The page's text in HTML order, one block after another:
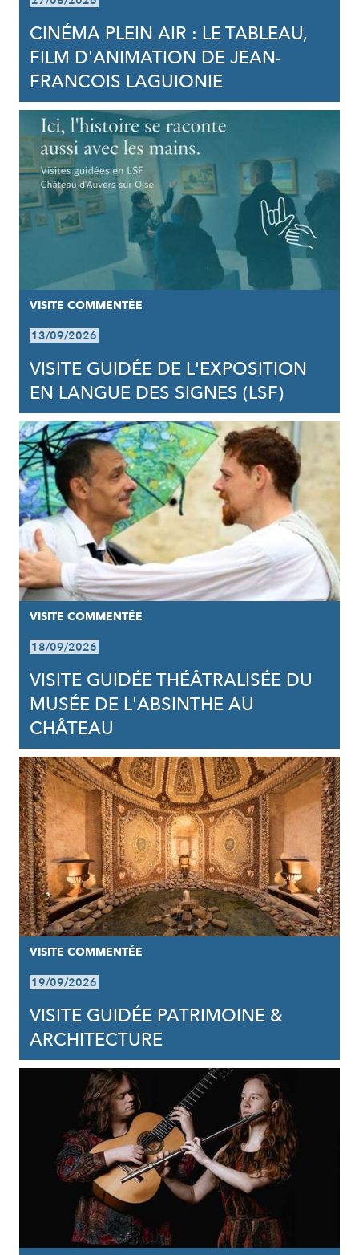
CINÉMA PLEIN AIR : LE TABLEAU,
FILM D'ANIMATION DE JEAN-
FRANCOIS LAGUIONIE
VISITE COMMENTÉE
13/09/2026
VISITE GUIDÉE DE L'EXPOSITION
EN LANGUE DES SIGNES (LSF)
VISITE COMMENTÉE
18/09/2026
VISITE GUIDÉE THÉÂTRALISÉE DU
MUSÉE DE L'ABSINTHE AU
CHÂTEAU
VISITE COMMENTÉE
19/09/2026
VISITE GUIDÉE PATRIMOINE &
ARCHITECTURE